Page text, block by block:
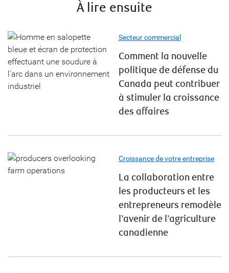
À lire ensuite
Secteur commercial
Comment la nouvelle
politique de défense du
Canada peut contribuer
à stimuler la croissance
des affaires
Croissance de votre entreprise
La collaboration entre
les producteurs et les
entrepreneurs remodèle
l’avenir de l’agriculture
canadienne